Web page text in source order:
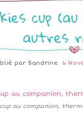
cup
autres
par Sandrine 6
au companion,